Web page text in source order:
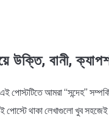
উক্তি, বানী,
আমরা “সন্দেহ”
পোস্টে থাকা লেখাগুলো খুব